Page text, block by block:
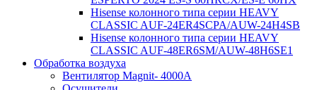
Hisense колонного типа серии HEAVY
CLASSIC AUF-24ER4SCPA/AUW-24H4SB
Hisense колонного типа серии HEAVY
CLASSIC AUF-48ER6SM/AUW-48H6SE1
Обработка воздуха
Вентилятор Magnit- 4000A